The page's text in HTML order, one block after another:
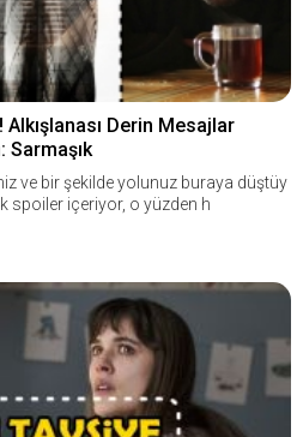
Alkışlanası Derin Mesajlar
Sarmaşık
ve bir şekilde yolunuz buraya düştüy
spoiler içeriyor, o yüzden h